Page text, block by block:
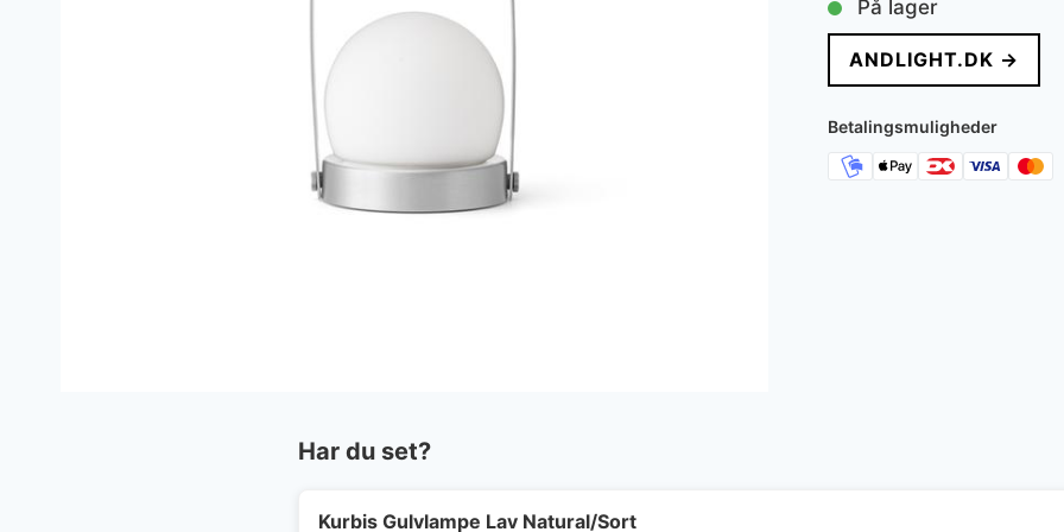
pris
var:
1.395 kr..
er:
På lager
ANDLIGHT.DK →
Betalingsmuligheder
Har du set?
Kurbis Gulvlampe Lav Natural/Sort